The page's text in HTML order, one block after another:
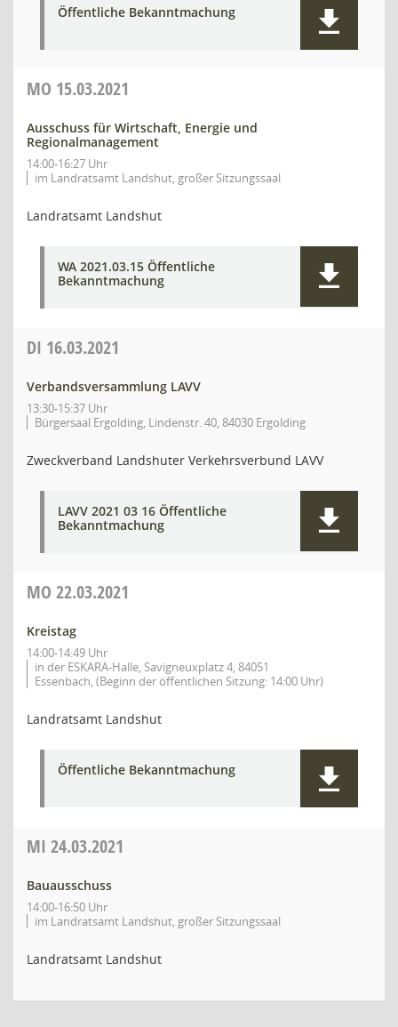
Öffentliche Bekanntmachung
MO 15.03.2021
Ausschuss für Wirtschaft, Energie und
Regionalmanagement
14:00-16:27 Uhr
im Landratsamt Landshut, großer Sitzungssaal
Landratsamt Landshut
WA 2021.03.15 Öffentliche
Bekanntmachung
DI 16.03.2021
Verbandsversammlung LAVV
13:30-15:37 Uhr
Bürgersaal Ergolding, Lindenstr. 40, 84030 Ergolding
Zweckverband Landshuter Verkehrsverbund LAVV
LAVV 2021 03 16 Öffentliche
Bekanntmachung
MO 22.03.2021
Kreistag
14:00-14:49 Uhr
in der ESKARA-Halle, Savigneuxplatz 4, 84051
Essenbach, (Beginn der öffentlichen Sitzung: 14:00 Uhr)
Landratsamt Landshut
Öffentliche Bekanntmachung
MI 24.03.2021
Bauausschuss
14:00-16:50 Uhr
im Landratsamt Landshut, großer Sitzungssaal
Landratsamt Landshut